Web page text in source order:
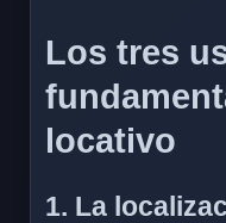
Los tres
locativo
1. La